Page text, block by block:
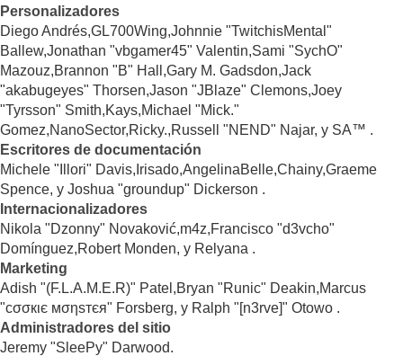
Personalizadores
Diego Andrés,GL700Wing,Johnnie "TwitchisMental"
Ballew,Jonathan "vbgamer45" Valentin,Sami "SychO"
Mazouz,Brannon "B" Hall,Gary M. Gadsdon,Jack
"akabugeyes" Thorsen,Jason "JBlaze" Clemons,Joey
"Tyrsson" Smith,Kays,Michael "Mick."
Gomez,NanoSector,Ricky.,Russell "NEND" Najar, y SA™ .
Escritores de documentación
Michele "Illori" Davis,Irisado,AngelinaBelle,Chainy,Graeme
Spence, y Joshua "groundup" Dickerson .
Internacionalizadores
Nikola "Dzonny" Novaković,m4z,Francisco "d3vcho"
Domínguez,Robert Monden, y Relyana .
Marketing
Adish "(F.L.A.M.E.R)" Patel,Bryan "Runic" Deakin,Marcus
"cσσкιє мσηѕтєя" Forsberg, y Ralph "[n3rve]" Otowo .
Administradores del sitio
Jeremy "SleePy" Darwood.